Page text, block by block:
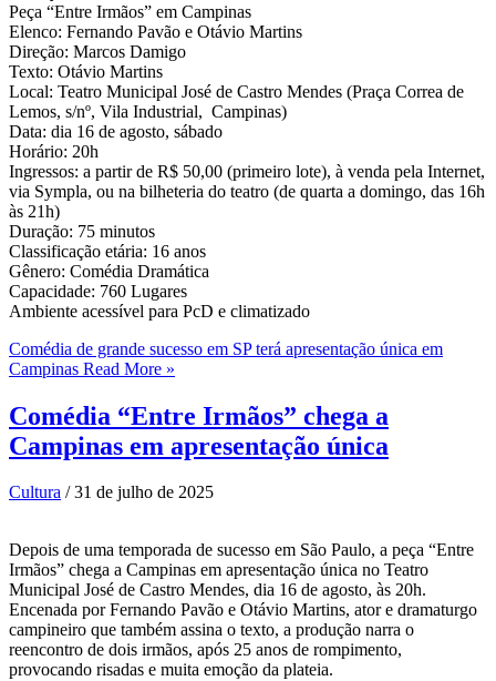
Peça “Entre Irmãos” em Campinas
Elenco: Fernando Pavão e Otávio Martins
Direção: Marcos Damigo
Texto: Otávio Martins
Local: Teatro Municipal José de Castro Mendes (Praça Correa de
Lemos, s/nº, Vila Industrial, Campinas)
Data: dia 16 de agosto, sábado
Horário: 20h
Ingressos: a partir de R$ 50,00 (primeiro lote), à venda pela Internet,
via Sympla, ou na bilheteria do teatro (de quarta a domingo, das 16h
às 21h)
Duração: 75 minutos
Classificação etária: 16 anos
Gênero: Comédia Dramática
Capacidade: 760 Lugares
Ambiente acessível para PcD e climatizado
Comédia de grande sucesso em SP terá apresentação única em
Campinas Read More »
Comédia “Entre Irmãos” chega a
Campinas em apresentação única
Cultura /31 de julho de 2025
Depois de uma temporada de sucesso em São Paulo, a peça “Entre
Irmãos” chega a Campinas em apresentação única no Teatro
Municipal José de Castro Mendes, dia 16 de agosto, às 20h.
Encenada por Fernando Pavão e Otávio Martins, ator e dramaturgo
campineiro que também assina o texto, a produção narra o
reencontro de dois irmãos, após 25 anos de rompimento,
provocando risadas e muita emoção da plateia.